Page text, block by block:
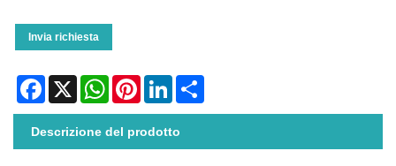
Invia richiesta
Facebook
X WhatsAppPinterestLinkedIn
Descrizione del prodotto